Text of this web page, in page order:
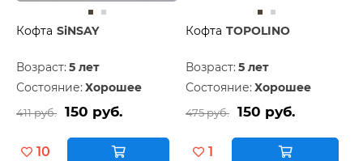
Кофта SiNSAY
Возраст: 5 лет
Состояние: Хорошее
411 руб. 150 руб.
10
Кофта TOPOLINO
Возраст: 5 лет
Состояние: Хорошее
475 руб. 150 руб.
1